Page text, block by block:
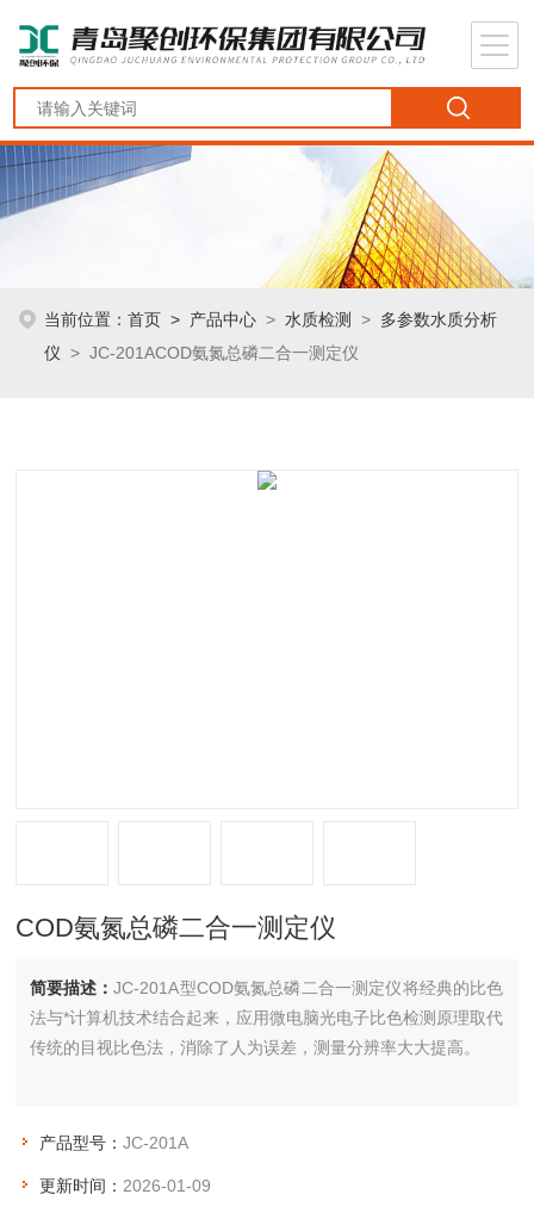
当前位置：首页 > 产品中心 >水质检测 > 多参数水质分析
仪 > JC-201ACOD氨氮总磷二合一测定仪
COD氨氮总磷二合一测定仪
简要描述：JC-201A型COD氨氮总磷二合一测定仪将经典的比色
法与*计算机技术结合起来，应用微电脑光电子比色检测原理取代
传统的目视比色法，消除了人为误差，测量分辨率大大提高。
产品型号：JC-201A
更新时间： 2026-01-09